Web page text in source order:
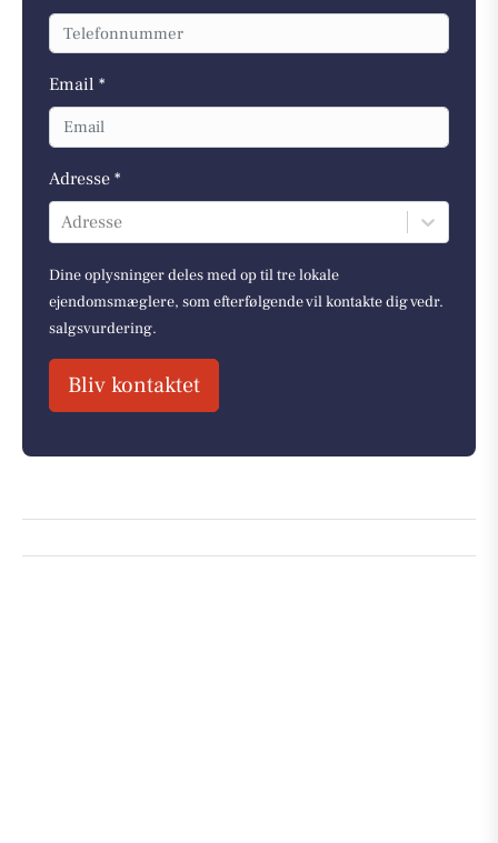
Email *
Adresse *
Adresse
Dine oplysninger deles med op til tre lokale
ejendomsmæglere, som efterfølgende vil kontakte dig vedr.
salgsvurdering.
Bliv kontaktet